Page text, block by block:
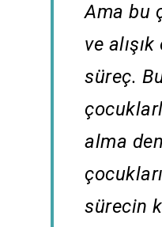
Ama bu
ve
süreç.
alma
sürecin